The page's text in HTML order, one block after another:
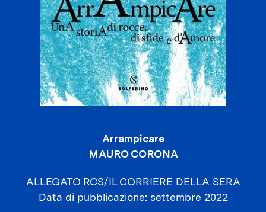
Arrampicare
MAURO CORONA
ALLEGATO RCS/IL CORRIERE DELLA SERA
Data di pubblicazione settembre 2022